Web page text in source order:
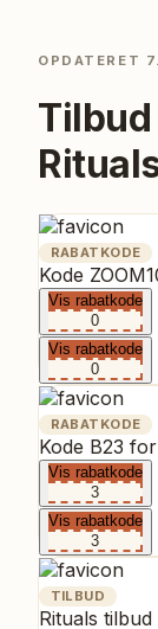
OPDATERET
RABATKODE
Kode
Vis rabatkode
0
Vis rabatkode
0
RABATKODE
Kode B23
Vis rabatkode
3
Vis rabatkode
3
TILBUD
Rituals tilbud